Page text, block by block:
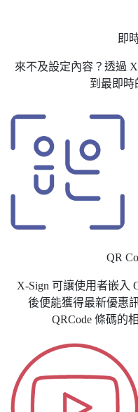
即
來不及設定內容？透過
到最即時
QR
X-Sign 可讓使用者嵌入
後便能獲得最新優惠
QRCode 條碼的